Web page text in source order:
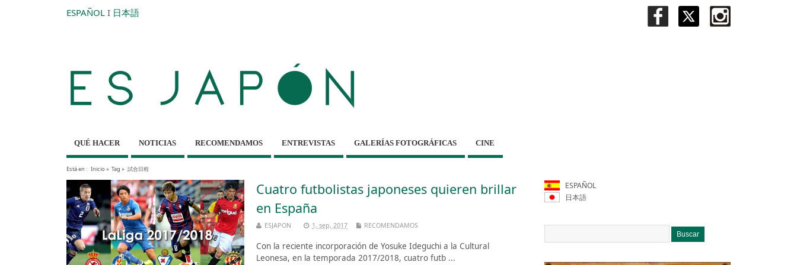
ESPAÑOL I 日本語
QUÉ HACER NOTICIAS RECOMENDAMOS ENTREVISTAS GALERÍAS FOTOGRÁFICAS CINE
Está en : Inicio» Tag » 試合日程
Cuatro futbolistas japoneses quieren brillar
en España
ESJAPON 1, sep, 2017 RECOMENDAMOS
Con la reciente incorporación de Yosuke Ideguchi a la Cultural
Leonesa, en la temporada 2017/2018, cuatro futb ...
ESPAÑOL
日本語